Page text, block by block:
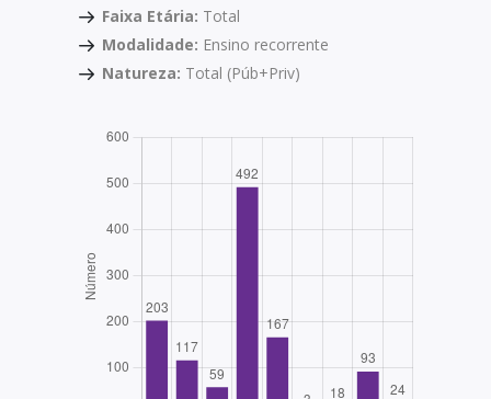
Faixa Etária: Total
Modalidade: Ensino recorrente
Natureza: Total (Púb+Priv)